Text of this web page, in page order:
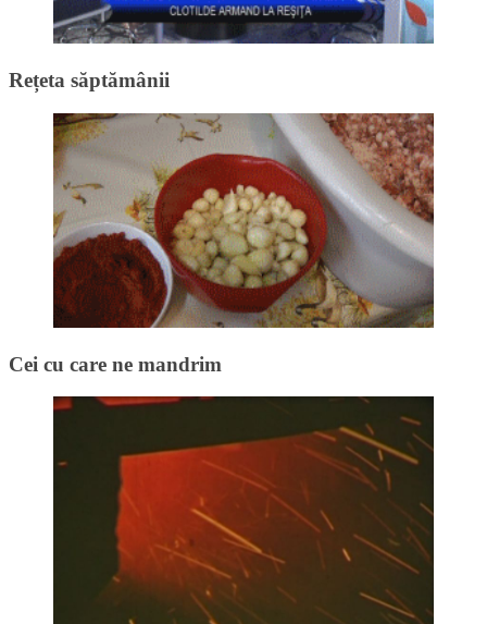
Rețeta săptămânii
Cei cu care ne mandrim